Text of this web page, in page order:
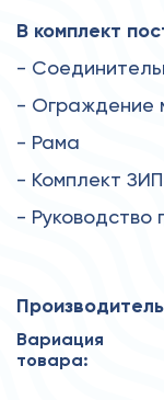
В комплект
-
- Ограждение
- Рама
- Комплект ЗИП
- Руководство
Вариация
товара: